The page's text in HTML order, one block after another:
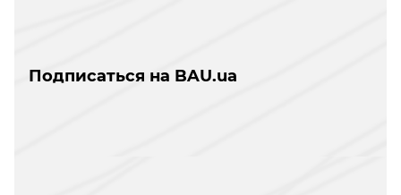
Подписаться на BAU.ua